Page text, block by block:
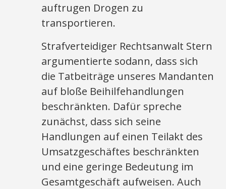
auftrugen Drogen zu
transportieren.
Strafverteidiger Rechtsanwalt Stern
argumentierte sodann, dass sich
die Tatbeiträge unseres Mandanten
auf bloße Beihilfehandlungen
beschränkten. Dafür spreche
zunächst, dass sich seine
Handlungen auf einen Teilakt des
Umsatzgeschäftes beschränkten
und eine geringe Bedeutung im
Gesamtgeschäft aufweisen. Auch